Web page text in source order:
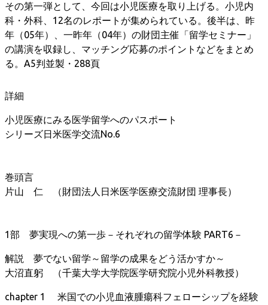
その第一弾として、今回は小児医療を取り上げる。小児内
科・外科、12名のレポートが集められている。後半は、昨
年（05年）、一昨年（04年）の財団主催「留学セミナー」
の講演を収録し、マッチング応募のポイントなどをまとめ
る。A5判並製・288頁
詳細
小児医療にみる医学留学へのパスポート
シリーズ日米医学交流No.6
巻頭言
片山 仁 （財団法人日米医学医療交流財団 理事長）
1部 夢実現への第一歩－それぞれの留学体験 PART6－
解説 夢でない留学～留学の成果をどう活かすか～
大沼直躬 （千葉大学大学院医学研究院小児外科教授）
chapter 1 米国での小児血液腫瘍科フェローシップを経験